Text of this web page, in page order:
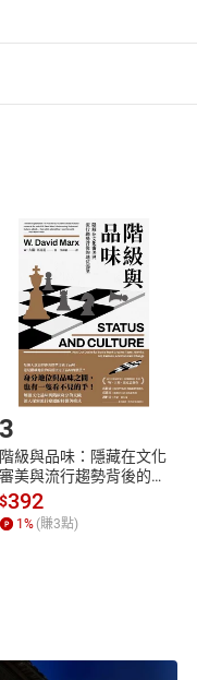
除權合理例外情事適用
售之商品為電子書，
場，並於「我的訂單
為您辦理退款事宜。
恕無法以單支商品取
登入帳號
Login
Step2.登入
3
階級與品味：隱藏在文化
審美與流行趨勢背後的地
位渴望【電子書】
$392
1 % (賺3點)